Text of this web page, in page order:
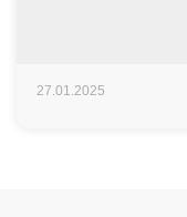
27.01.2025